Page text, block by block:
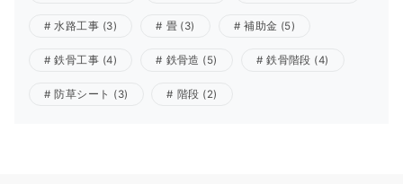
水路工事 (3) 畳(3) 補助金 (5)
鉄骨工事 (4) 鉄骨造 (5) 鉄骨階段 (4)
防草シート (3) 階段 (2)